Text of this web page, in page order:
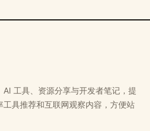
工具、资源分享与开发者笔记，提
具推荐和互联网观察内容，方便站